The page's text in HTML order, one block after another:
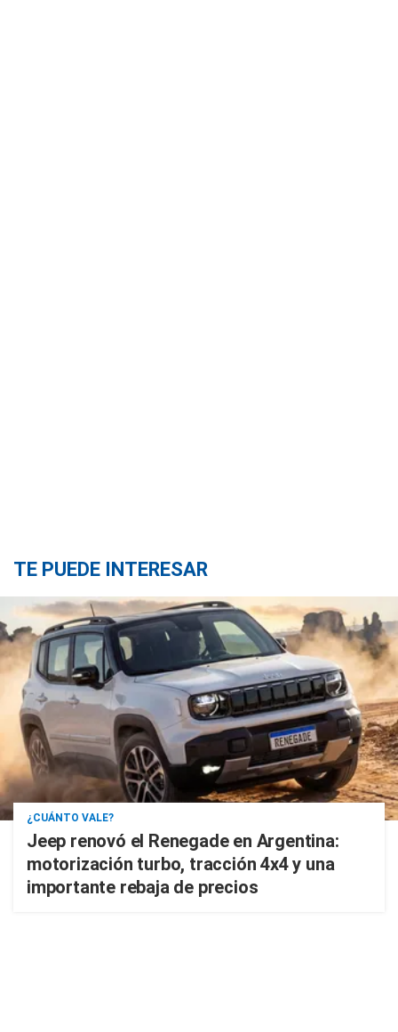
TE PUEDE INTERESAR
¿CUÁNTO VALE?
Jeep renovó el Renegade en Argentina:
motorización turbo, tracción 4x4 y una
importante rebaja de precios